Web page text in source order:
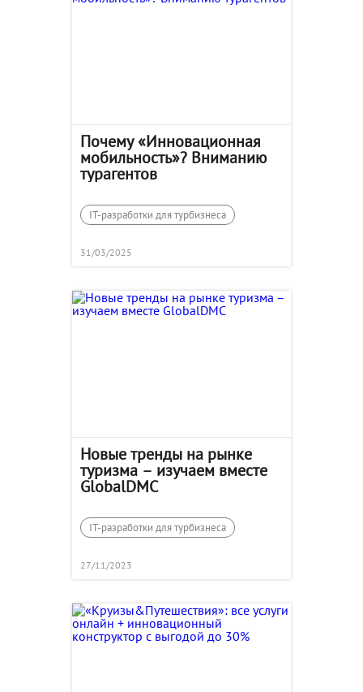
Почему «Инновационная
мобильность»? Вниманию
турагентов
IT-разработки для турбизнеса
31/03/2025
Новые тренды на рынке
туризма – изучаем вместе
GlobalDMC
IT-разработки для турбизнеса
27/11/2023